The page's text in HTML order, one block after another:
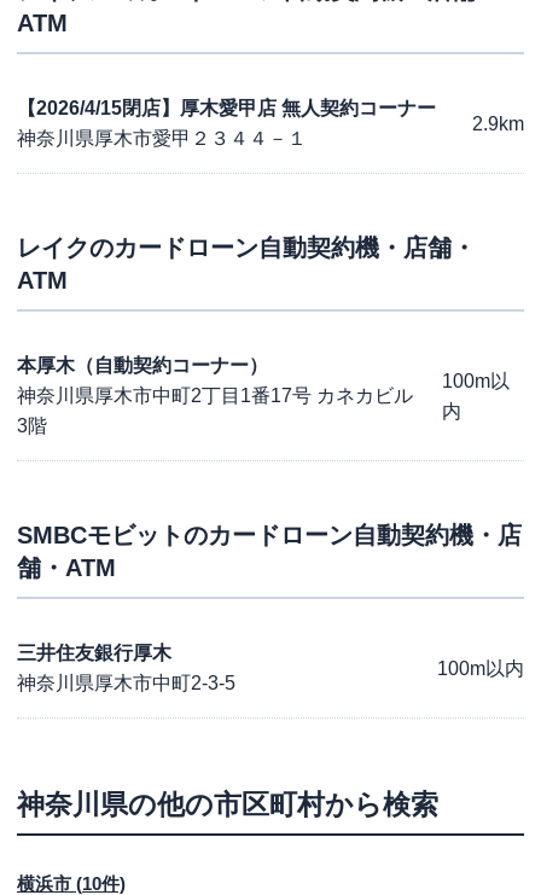
ATM
【2026/4/15閉店】厚木愛甲店 無人契約コーナー
神奈川県厚木市愛甲２３４４－１
2.9km
レイクのカードローン自動契約機・店舗・
ATM
本厚木（自動契約コーナー）
神奈川県厚木市中町2丁目1番17号 カネカビル
3階
100m以
内
SMBCモビットのカードローン自動契約機・店
舗・ATM
三井住友銀行厚木
神奈川県厚木市中町2-3-5
100m以内
神奈川県の他の市区町村から検索
横浜市 (10件)